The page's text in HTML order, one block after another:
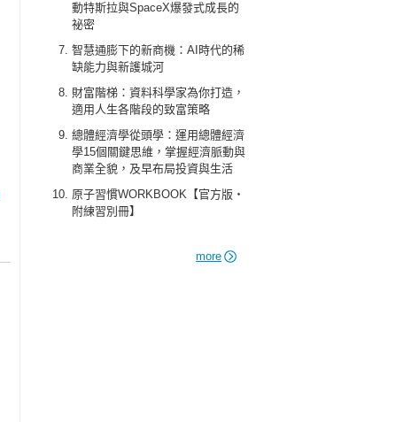
動特斯拉與SpaceX爆發式成長的
祕密
智慧通膨下的新商機：AI時代的稀
缺能力與新護城河
財富階梯：資料科學家為你打造，
適用人生各階段的致富策略
總體經濟學從頭學：運用總體經濟
學15個關鍵思維，掌握經濟脈動與
商業全貌，及早布局投資與生活
原子習慣WORKBOOK【官方版‧
附練習別冊】
more